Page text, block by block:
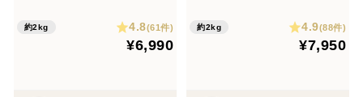
約2kg 4.8(61件)
¥6,990
約2kg 4.9(88件)
¥7,950